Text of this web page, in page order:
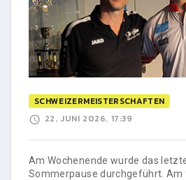
SCHWEIZERMEISTERSCHAFTEN
22. JUNI 2026, 17:39
Am Wochenende wurde das
Sommerpause durchgeführt. Am